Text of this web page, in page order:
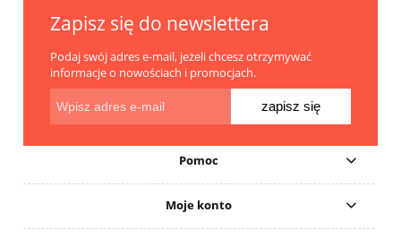
Zapisz się do newslettera
Podaj swój adres e-mail, jeżeli chcesz otrzymywać
informacje o nowościach i promocjach.
zapisz się
Pomoc
Moje konto